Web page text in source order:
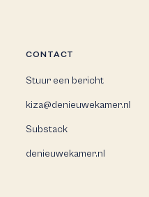
CONTACT
Stuur een bericht
kiza@denieuwekamer.nl
Substack
denieuwekamer.nl